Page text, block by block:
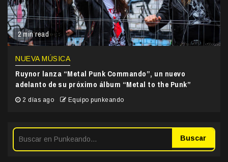
2 min read
NUEVA MÚSICA
Ruynor lanza “Metal Punk Commando”, un nuevo
adelanto de su próximo álbum “Metal to the Punk”
2 días ago Equipo punkeando
Buscar